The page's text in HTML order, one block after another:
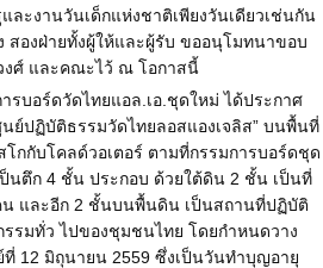
ละงานวันเด็กแห่งชาติเพียงวันเดียวเช่นกัน
สองฝ่ายทั้งผู้ให้และผู้รับ ขออนุโมทนาขอบ
ศ์ และคณะไว้ ณ โอกาสนี้
รบอร์ดวัดไทยแอล.เอ.ชุดใหม่ ได้ประกาศ
ย์ปฏิบัติธรรมวัดไทยลอสแองเจลิส” บนพื้นที่
กกับโคลด์วอเตอร์ ตามที่กรรมการบอร์ดชุด
ป็นตึก 4 ชั้น ประกอบ ด้วยใต้ดิน 2 ชั้น เป็นที่
น และอีก 2 ชั้นบนพื้นดิน เป็นสถานที่ปฏิบัติ
รรมทั่ว ไปของชุมชนไทย โดยกำหนดวาง
12 มิถุนายน 2559 ซึ่งเป็นวันทำบุญอายุ